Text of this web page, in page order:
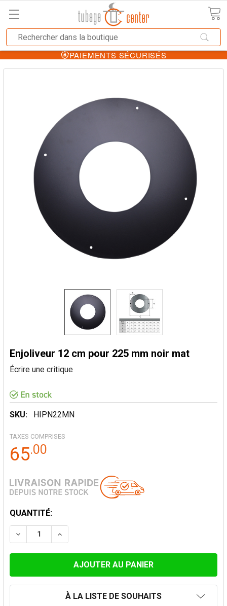
PAIEMENTS SÉCURISÉS
Enjoliveur 12 cm pour 225 mm noir mat
Écrire une critique
SKU: HIPN22MN
TAXES COMPRISES
65.00
STOCK
ACTUEL:
QUANTITÉ:
DIMINUER LA QUANTITÉ DE ENJOLIVEUR 12 CM POUR
AUGMENTER LA QUANTITÉ DE
À LA LISTE DE SOUHAITS